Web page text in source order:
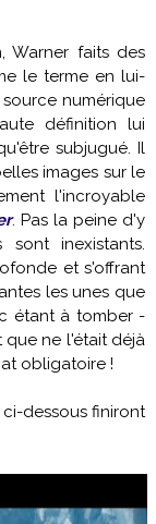
Warner faits des
le terme en lui-
numérique
définition lui
subjugué. Il
images sur le
l'incroyable
. Pas la peine d'y
inexistants.
et s'offrant
les unes que
étant à tomber -
ne l'était déjà
obligatoire !
dessous finiront